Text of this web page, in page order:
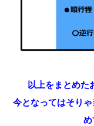
以上をまとめ
今となってはそり
め